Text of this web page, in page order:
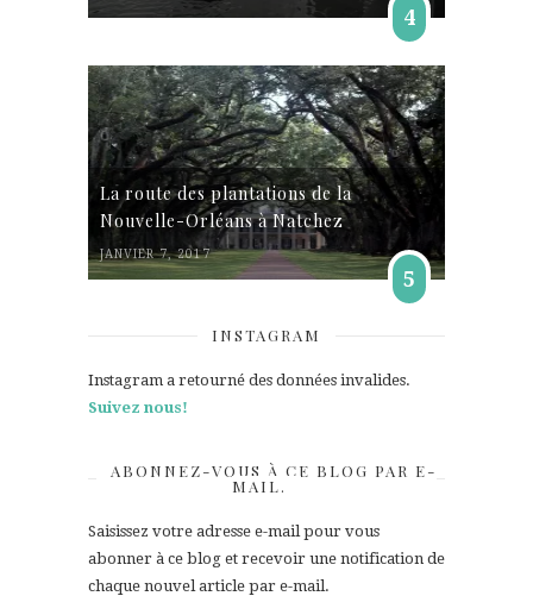
4
La route des plantations de la
Nouvelle-Orléans à Natchez
JANVIER 7, 2017
5
INSTAGRAM
Instagram a retourné des données invalides.
Suivez nous!
ABONNEZ-VOUS À CE BLOG PAR E-
MAIL.
Saisissez votre adresse e-mail pour vous
abonner à ce blog et recevoir une notification de
chaque nouvel article par e-mail.